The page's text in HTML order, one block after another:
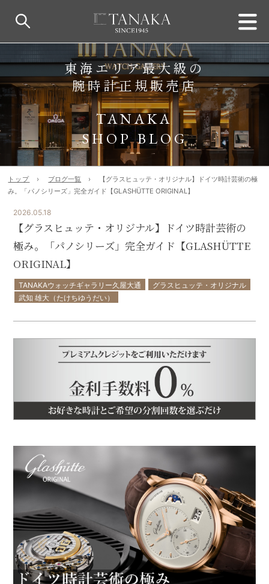
東海エリア最大級の
腕時計正規販売店
TANAKA
SHOP BLOG
トップ ブログ一覧
【グラスヒュッテ・オリジナル】ドイツ時計芸術の極
み。「パノシリーズ」完全ガイド【GLASHÜTTE ORIGINAL】
2026.05.18
【グラスヒュッテ・オリジナル】ドイツ時計芸術の
極み。「パノシリーズ」完全ガイド【GLASHÜTTE
ORIGINAL】
TANAKAウォッチギャラリー久屋大通
グラスヒュッテ・オリジナル
武知 雄大（たけちゆうだい）